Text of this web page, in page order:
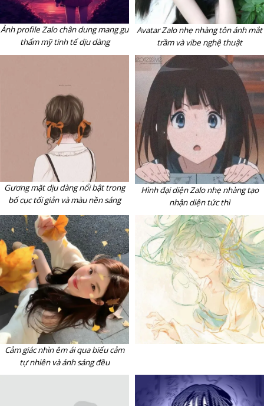
Ảnh profile Zalo chân dung mang gu
thẩm mỹ tinh tế dịu dàng
Avatar Zalo nhẹ nhàng tôn ánh mắt
trầm và vibe nghệ thuật
Gương mặt dịu dàng nổi bật trong
bố cục tối giản và màu nền sáng
Hình đại diện Zalo nhẹ nhàng tạo
nhận diện tức thì
Cảm giác nhìn êm ái qua biểu cảm
tự nhiên và ánh sáng đều